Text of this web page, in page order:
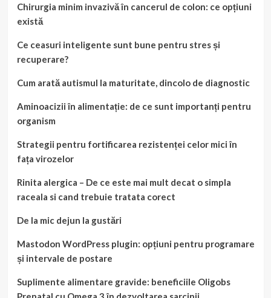
Chirurgia minim invazivă în cancerul de colon: ce opțiuni
există
Ce ceasuri inteligente sunt bune pentru stres și
recuperare?
Cum arată autismul la maturitate, dincolo de diagnostic
Aminoacizii în alimentație: de ce sunt importanți pentru
organism
Strategii pentru fortificarea rezistenței celor mici în
fața virozelor
Rinita alergica – De ce este mai mult decat o simpla
raceala si cand trebuie tratata corect
De la mic dejun la gustări
Mastodon WordPress plugin: opțiuni pentru programare
și intervale de postare
Suplimente alimentare gravide: beneficiile Oligobs